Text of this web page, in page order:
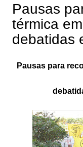
Pausas
térmica
debatidas
Pausas para